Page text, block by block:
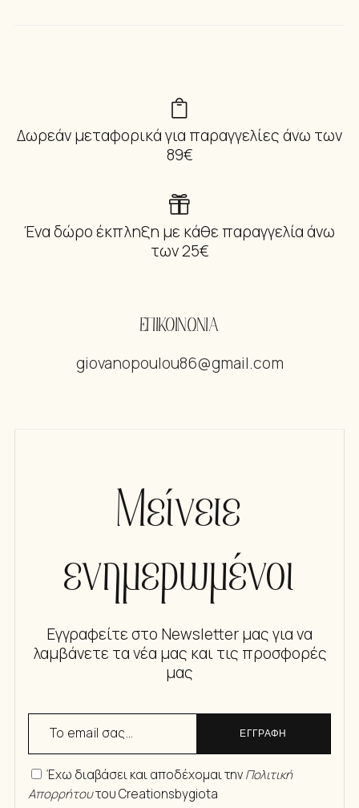
Δωρεάν μεταφορικά για παραγγελίες άνω των
89€
Ένα δώρο έκπληξη με κάθε παραγγελία άνω
των 25€
ΕΠΙΚΟΙΝΩΝΙΑ
giovanopoulou86@gmail.com
Μείνετε
ενημερωμένοι
Εγγραφείτε στο Newsletter μας για να
λαμβάνετε τα νέα μας και τις προσφορές
μας
ΕΓΓΡΑΦΗ
Έχω διαβάσει και αποδέχομαι τηνΠολιτική
Απορρήτουτου Creationsbygiota